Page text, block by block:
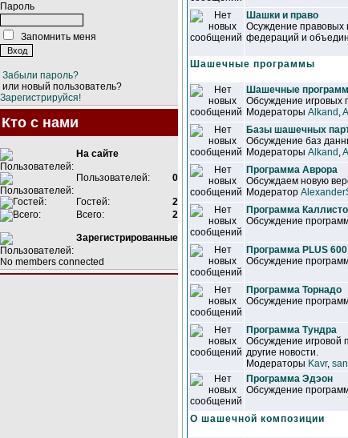
Пароль
Запомнить меня
Забыли пароль?
или новый пользователь?
Зарегистрируйся!
Кто с нами
На сайте
Пользователей: 0
Гостей:
2
Всего:
2
Зарегистрированные
No members connected
Шашки и право
Осуждение правовых
федераций и
Шашечные программы
Шашечные
Обсуждение игровых
Модераторы Alkand ,
Базы шашечных
Обсуждение баз
Модераторы Alkand ,
Программа Аврора
Обсуждаем новую
Модератор
Программа Каллисто
Обсуждение
Программа PLUS 600
Обсуждение
Программа Торнадо
Обсуждение
Программа Тундра
Обсуждение игровой
другие новости.
Модераторы Kavr,
Программа Эдэон
Обсуждение
О шашечной композиции